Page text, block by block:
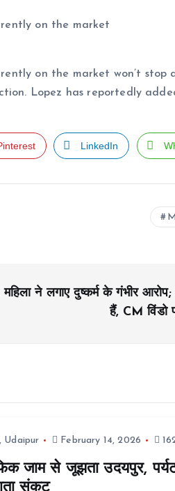
on the market
on the market won’t stop
Lopez has reportedly
LinkedIn
ने लगाए दुष्कर्म के गंभीर
हैं, CM विंडो
Udaipur February 14, 2026
जाम से जूझता उदयपुर,